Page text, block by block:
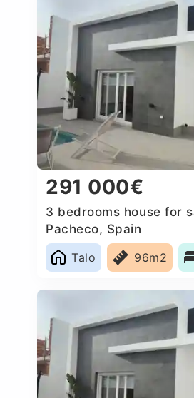
291 000€
3 bedrooms house for
Pacheco, Spain
Talo
96m2